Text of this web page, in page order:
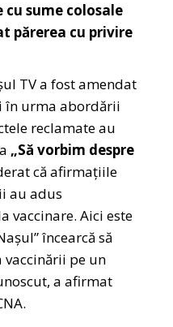
sume colosale
părerea cu privire
TV a fost amendat
în urma abordării
reclamate au
„Să vorbim despre
că afirmațiile
au adus
vaccinare. Aici este
încearcă să
pe un
a afirmat